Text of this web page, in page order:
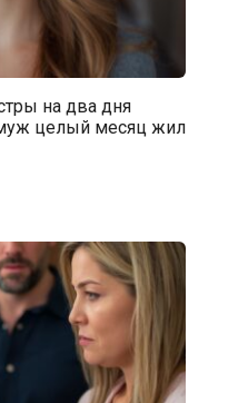
на два дня
целый месяц жил